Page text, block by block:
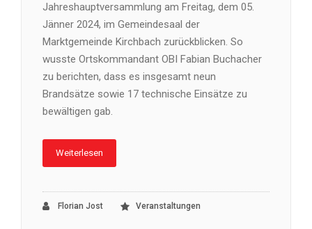
Jahreshauptversammlung am Freitag, dem 05.
Jänner 2024, im Gemeindesaal der
Marktgemeinde Kirchbach zurückblicken. So
wusste Ortskommandant OBI Fabian Buchacher
zu berichten, dass es insgesamt neun
Brandsätze sowie 17 technische Einsätze zu
bewältigen gab.
Weiterlesen
Florian Jost Veranstaltungen